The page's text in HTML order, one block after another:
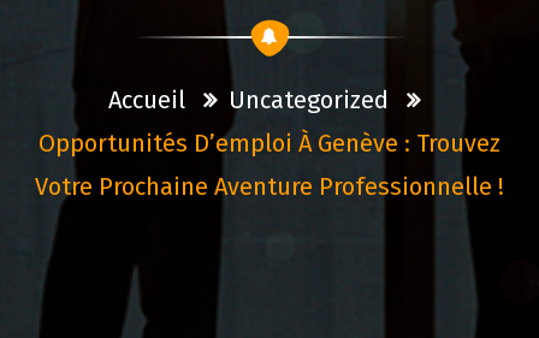
Accueil
Uncategorized
Opportunités D’emploi À Genève : Trouvez
Votre Prochaine Aventure Professionnelle !